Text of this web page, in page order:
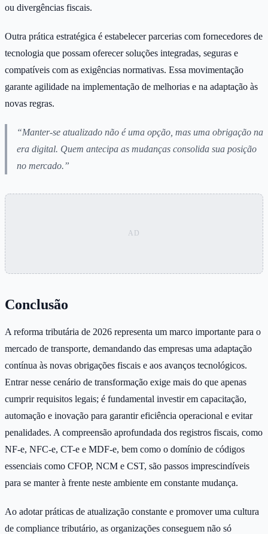
ou divergências fiscais.
Outra prática estratégica é estabelecer parcerias com fornecedores de
tecnologia que possam oferecer soluções integradas, seguras e
compatíveis com as exigências normativas. Essa movimentação
garante agilidade na implementação de melhorias e na adaptação às
novas regras.
“Manter-se atualizado não é uma opção, mas uma obrigação na
era digital. Quem antecipa as mudanças consolida sua posição
no mercado.”
Conclusão
A reforma tributária de 2026 representa um marco importante para o
mercado de transporte, demandando das empresas uma adaptação
contínua às novas obrigações fiscais e aos avanços tecnológicos.
Entrar nesse cenário de transformação exige mais do que apenas
cumprir requisitos legais; é fundamental investir em capacitação,
automação e inovação para garantir eficiência operacional e evitar
penalidades. A compreensão aprofundada dos registros fiscais, como
NF-e, NFC-e, CT-e e MDF-e, bem como o domínio de códigos
essenciais como CFOP, NCM e CST, são passos imprescindíveis
para se manter à frente neste ambiente em constante mudança.
Ao adotar práticas de atualização constante e promover uma cultura
de compliance tributário, as organizações conseguem não só